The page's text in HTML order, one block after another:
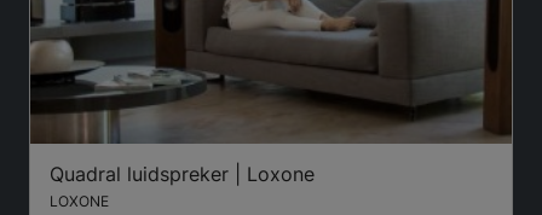
Quadral luidspreker | Loxone
LOXONE